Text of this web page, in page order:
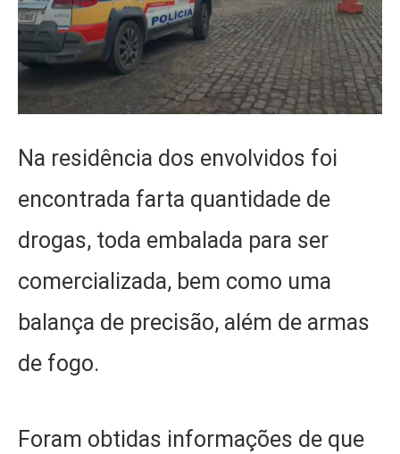
Na residência dos envolvidos foi
encontrada farta quantidade de
drogas, toda embalada para ser
comercializada, bem como uma
balança de precisão, além de armas
de fogo.
Foram obtidas informações de que